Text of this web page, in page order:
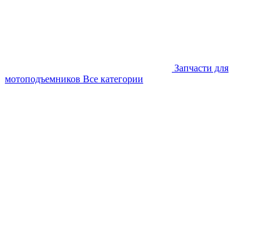
Запчасти для
мотоподъемников Все категории